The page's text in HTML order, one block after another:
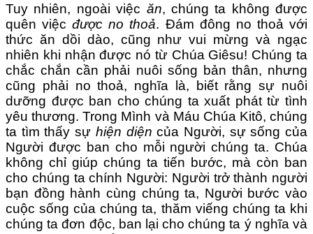
Tuy nhiên, ngoài việc ăn, chúng ta không được
quên việcđược no thoả. Đám đông no thoả với
thức ăn dồi dào, cũng như vui mừng và ngạc
nhiên khi nhận được nó từ Chúa Giêsu! Chúng ta
chắc chắn cần phải nuôi sống bản thân, nhưng
cũng phải no thoả, nghĩa là, biết rằng sự nuôi
dưỡng được ban cho chúng ta xuất phát từ tình
yêu thương. Trong Mình và Máu Chúa Kitô, chúng
ta tìm thấy sự hiện diện của Người, sự sống của
Người được ban cho mỗi người chúng ta. Chúa
không chỉ giúp chúng ta tiến bước, mà còn ban
cho chúng ta chính Người: Người trở thành người
bạn đồng hành cùng chúng ta, Người bước vào
cuộc sống của chúng ta, thăm viếng chúng ta khi
chúng ta đơn độc, ban lại cho chúng ta ý nghĩa và